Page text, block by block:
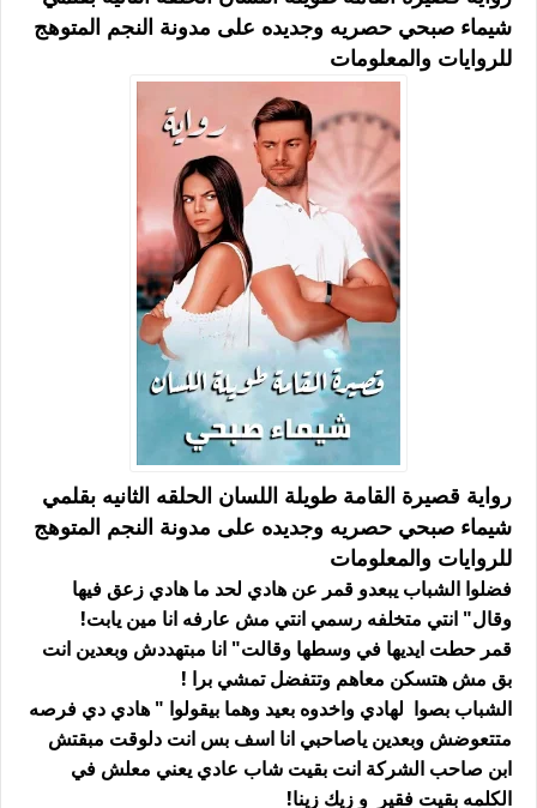
شيماء صبحي حصريه وجديده على مدونة النجم المتوهج
للروايات والمعلومات
رواية قصيرة القامة طويلة اللسان الحلقه الثانيه بقلمي
شيماء صبحي حصريه وجديده على مدونة النجم المتوهج
للروايات والمعلومات
فضلوا الشباب يبعدو قمر عن هادي لحد ما هادي زعق فيها
وقال" انتي متخلفه رسمي انتي مش عارفه انا مين يابت!
قمر حطت ايديها في وسطها وقالت" انا مبتهددش وبعدين انت
بق مش هتسكن معاهم وتتفضل تمشي برا !
الشباب بصوا لهادي واخدوه بعيد وهما بيقولوا " هادي دي فرصه
متتعوضش وبعدين ياصاحبي انا اسف بس انت دلوقت مبقتش
ابن صاحب الشركة انت بقيت شاب عادي يعني معلش في
الكلمه بقيت فقير و زيك زينا!